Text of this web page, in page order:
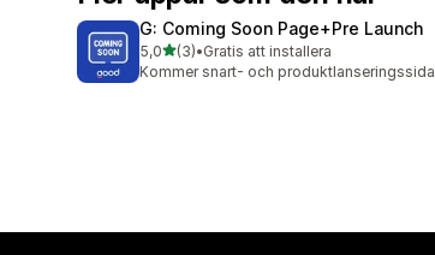
G: Coming Soon Page+Pre Launch
5,0av 5 stjärnor
(3)
3 recensioner totalt
•Gratis att installera
Kommer snart- och produktlanseringssida